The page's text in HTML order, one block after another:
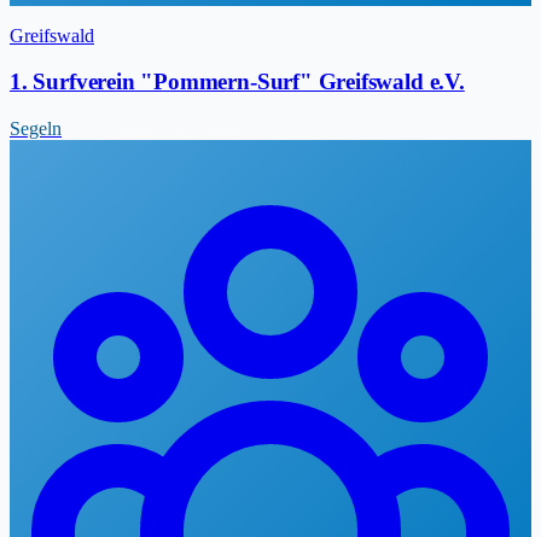
Greifswald
1. Surfverein "Pommern-Surf" Greifswald e.V.
Segeln